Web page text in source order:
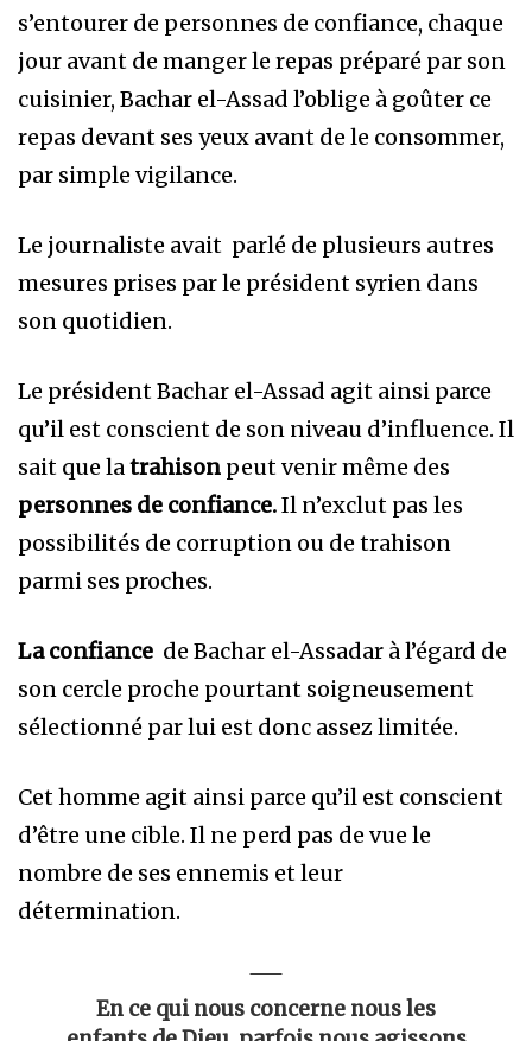
s’entourer de personnes de confiance, chaque
jour avant de manger le repas préparé par son
cuisinier, Bachar el-Assad l’oblige à goûter ce
repas devant ses yeux avant de le consommer,
par simple vigilance.
Le journaliste avait parlé de plusieurs autres
mesures prises par le président syrien dans
son quotidien.
Le président Bachar el-Assad agit ainsi parce
qu’il est conscient de son niveau d’influence. Il
sait que latrahison peut venir même des
personnes de confiance.Il n’exclut pas les
possibilités de corruption ou de trahison
parmi ses proches.
La confiance de Bachar el-Assadar à l’égard de
son cercle proche pourtant soigneusement
sélectionné par lui est donc assez limitée.
Cet homme agit ainsi parce qu’il est conscient
d’être une cible. Il ne perd pas de vue le
nombre de ses ennemis et leur
détermination.
En ce qui nous concerne nous les